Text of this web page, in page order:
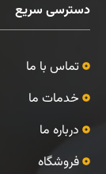
دسترسی سریع
تماس با ما
خدمات ما
درباره ما
فروشگاه